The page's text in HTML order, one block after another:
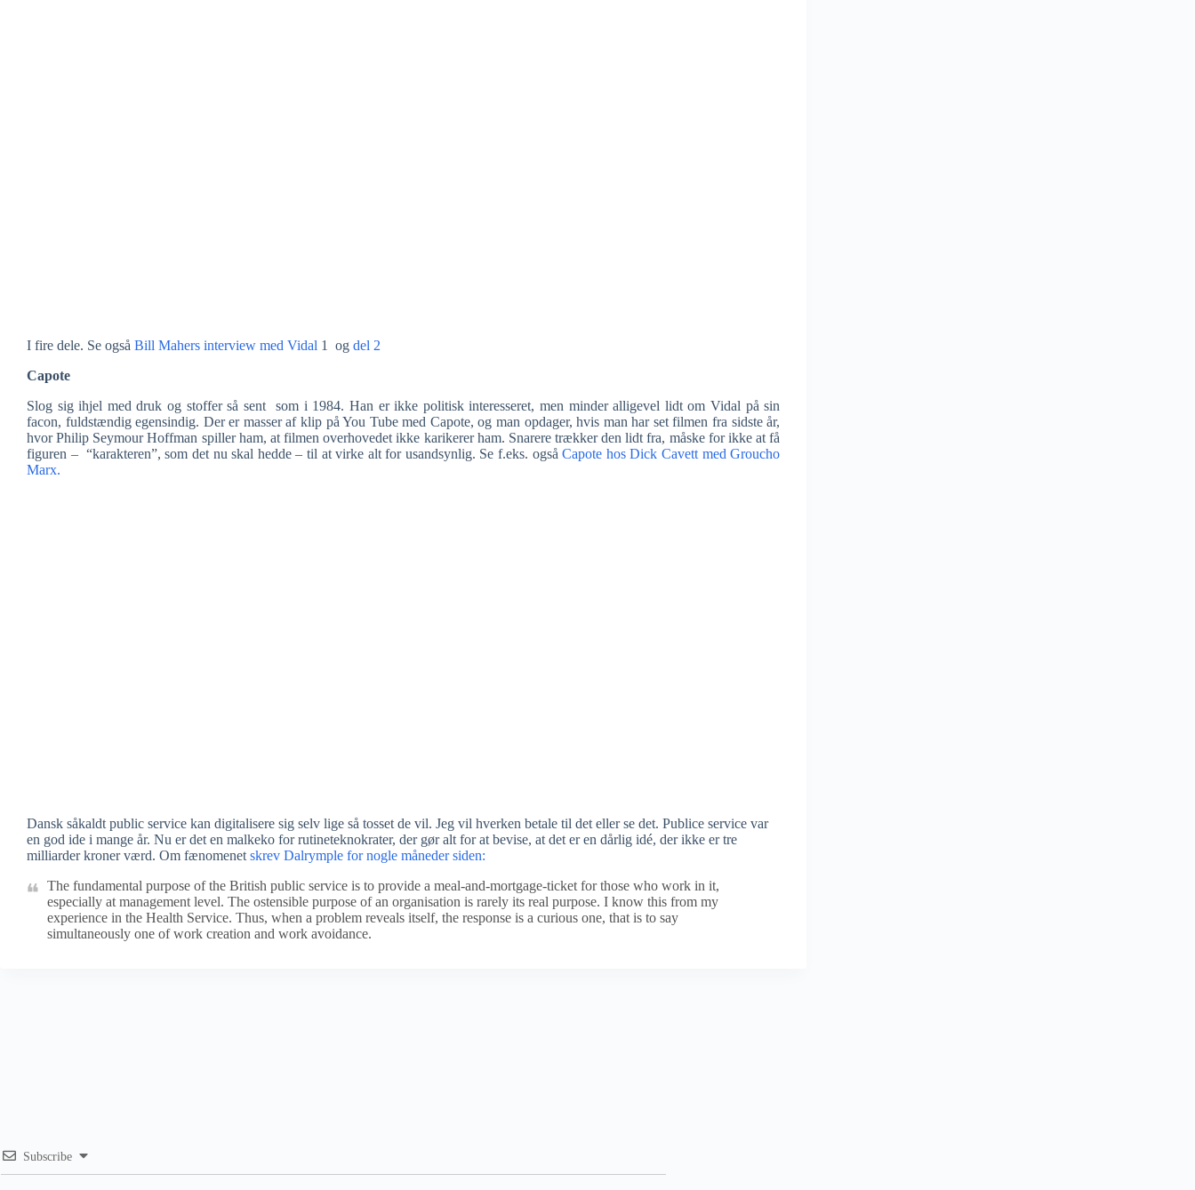
I fire dele. Se også Bill Mahers interview med Vidal 1 og del 2
Capote
Slog sig ihjel med druk og stoffer så sent som i 1984. Han er ikke politisk interesseret, men minder alligevel lidt om Vidal på sin
facon, fuldstændig egensindig. Der er masser af klip på You Tube med Capote, og man opdager, hvis man har set filmen fra sidste år,
hvor Philip Seymour Hoffman spiller ham, at filmen overhovedet ikke karikerer ham. Snarere trækker den lidt fra, måske for ikke at få
figuren – “karakteren”, som det nu skal hedde – til at virke alt for usandsynlig. Se f.eks. også Capote hos Dick Cavett med Groucho
Marx.
Dansk såkaldt public service kan digitalisere sig selv lige så tosset de vil. Jeg vil hverken betale til det eller se det. Publice service var
en god ide i mange år. Nu er det en malkeko for rutineteknokrater, der gør alt for at bevise, at det er en dårlig idé, der ikke er tre
milliarder kroner værd. Om fænomenet skrev Dalrymple for nogle måneder siden:
The fundamental purpose of the British public service is to provide a meal-and-mortgage-ticket for those who work in it,
especially at management level. The ostensible purpose of an organisation is rarely its real purpose. I know this from my
experience in the Health Service. Thus, when a problem reveals itself, the response is a curious one, that is to say
simultaneously one of work creation and work avoidance.
Subscribe